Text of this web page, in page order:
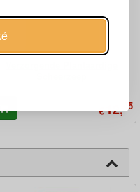
€12, 45